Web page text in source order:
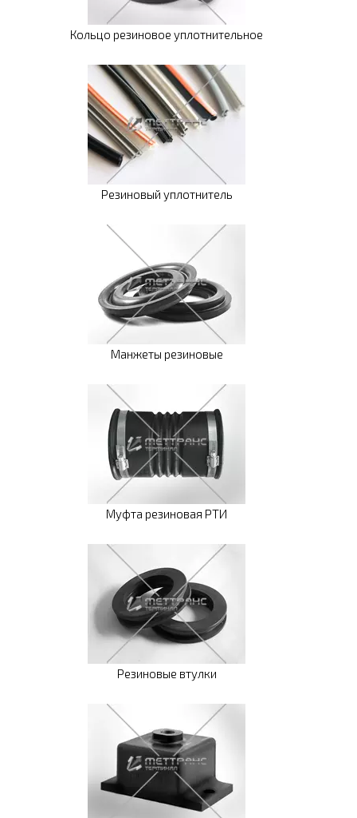
Кольцо резиновое уплотнительное
Резиновый уплотнитель
Манжеты резиновые
Муфта резиновая РТИ
Резиновые втулки